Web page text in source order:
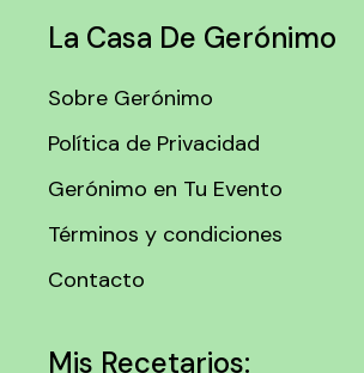
La Casa De Gerónimo
Sobre Gerónimo
Política de Privacidad
Gerónimo en Tu Evento
Términos y condiciones
Contacto
Mis Recetarios: